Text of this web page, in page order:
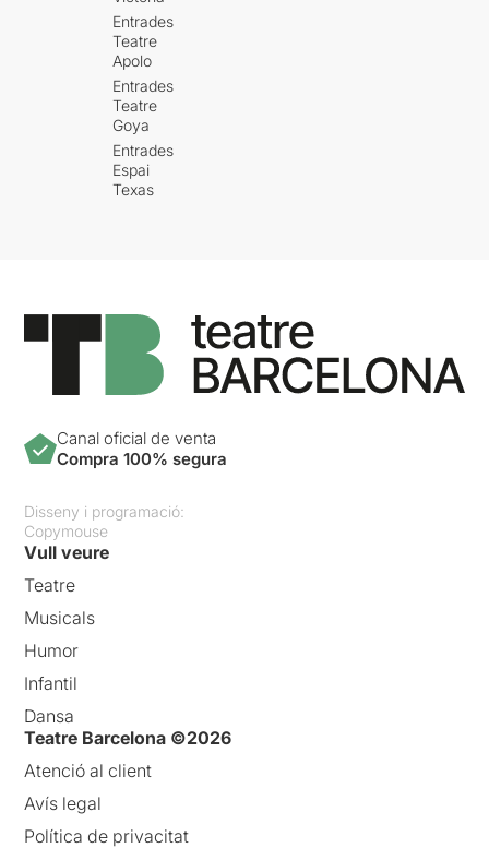
Entrades
Teatre
Apolo
Entrades
Teatre
Goya
Entrades
Espai
Texas
Canal oficial de venta
Compra 100% segura
Disseny i programació:
Copymouse
Vull veure
Teatre
Musicals
Humor
Infantil
Dansa
Teatre Barcelona ©2026
Atenció al client
Avís legal
Política de privacitat